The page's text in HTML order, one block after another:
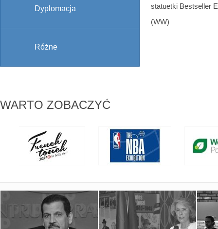
Dyplomacja
Różne
statuetki Bestseller
(WW)
WARTO ZOBACZYĆ